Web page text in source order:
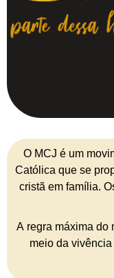
O MCJ é um
Católica que se
cristã em família.
A regra máxima do
meio da